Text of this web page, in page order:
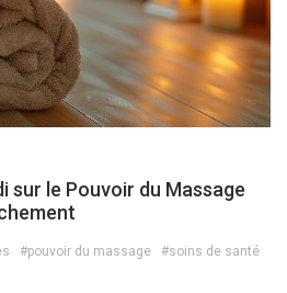
sur le Pouvoir du Massage
#pouvoir du massage
#soins de santé